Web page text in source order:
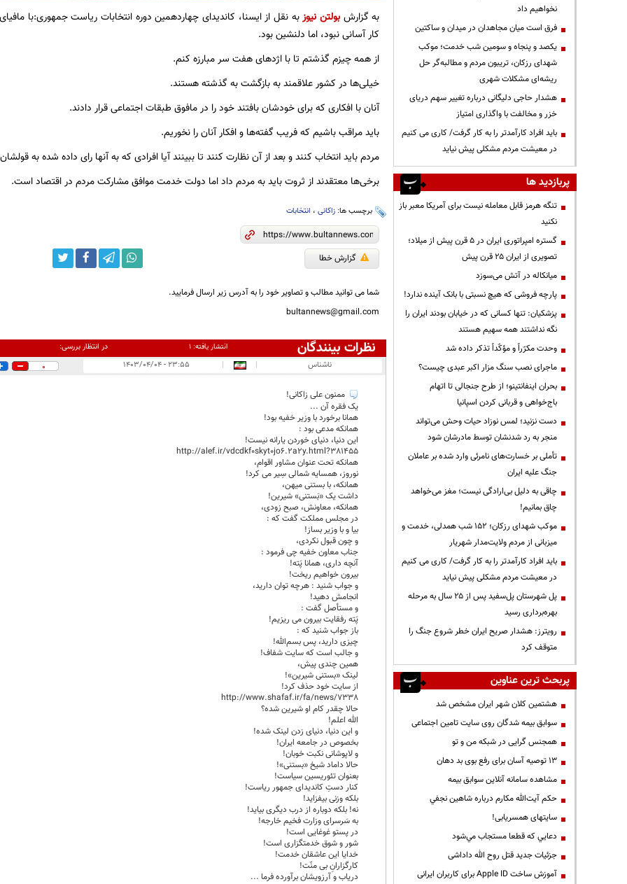
به گزارش بولتن نیوزبه نقل از ایسنا، کاندیدای چهاردهمین دوره انتخابات ریاست جمهوری:با
کار آسانی نبود، اما دلنشین بود.
از همه چیزم گذشتم تا با اژدهای هفت سر مبارزه کنم.
خیلی‌ها در کشور علاقمند به بازگشت به گذشته هستند.
آنان با افکاری که برای خودشان بافتند خود را در مافوق طبقات اجتماعی قرار دادند.
باید مراقب باشیم که فریب گفته‌ها و افکار آنان را نخوریم.
مردم باید انتخاب کنند و بعد از آن نظارت کنند تا ببینند آیا افرادی که به آنها رای داده شده به
برخی‌ها معتقدند از ثروت باید به مردم داد اما دولت خدمت موافق مشارکت مردم در اقتصاد است.
برچسب ها: زاکانی، انتخابات
گزارش خطا
شما می توانید مطالب و تصاویر خود را به آدرس زیر ارسال فرمایید.
bultannews@gmail.com
نظرات بینندگان انتشار یافته:۱ در انتظار بررسی:
ناشناس |
| ۲۳:۵۵ - ۱۴۰۳/۰۴/۰۴ 0
ممنون علی زاکانی!
یک فقره آن ...
همانا برخورد با وزیر خفیه بود!
همانکه مدعی بود :
این دنیا، دنیای خوردن یارانه نیست!
http://alef.ir/vdcdkf0skyt0jo6.2a2y.html?381455
همانکه تحت عنوان مشاور اقوام،
نوروز، همسايه شمالی سِیر می کرد!
همانکه، با بستنی میهن،
داشت یک «بَستنی» شیرین!
همانکه، معاونش، صبح زودی،
در مجلس مملکت گفت که :
بیا و با وزیر بساز!
و چون قبول نکردی،
جناب معاون خفیه چی فرمود :
آنچه داری، همانا پَته!
بیرون خواهیم ریخت!
و جواب شنید : هرچه توان دارید،
انجامش دهید!
و مستأصل گفت :
پَته رفقایت بیرون می ریزیم!
باز جواب شنید که :
چیزی دارید، پس بسم‌الله!
و جالب است که سایت شفاف!
همین چندی پیش،
لینک «بستنی شیرین»!
از سایت خود حذف کرد!
http://www.shafaf.ir/fa/news/7338
حالا چقدر کام او شیرین شده؟
الله اعلم!
و این دنیا، دنیای زدن لینک شده!
بخصوص در جامعه ایران!
و لاپوشانی نکبت خوبان!
حالا داماد شیخ «بستنی»!
بعنوان تئوریسین سیاست!
کنار دستِ کاندیدای جمهور ریاست!
بلکه وزنی بیفزاید!
نه! بلکه دوباره از درب دیگری بیاید!
به سَرسرای وزارت فخيم خارجه!
در پستو غوغایی است!
شور و شوق خدمتگزاری است!
خدایا این عاشقان خدمت!
کارگزارانِ بی منّت!
دریاب و آرزویشان برآورده فرما ...
نخواهیم داد
فرق است میان مجاهدان در میدان و ساکتین
یکصد و پنجاه و سومین شب خدمت؛ موکب
شهدای رزکان، تریبون مردم و مطالبه‌گر حل
ریشه‌ای مشکلات شهری
هشدار حاجی دلیگانی درباره تغییر سهم دریای
خزر و مخالفت با واگذاری امتیاز
باید افراد کارآمدتر را به کار گرفت/ کاری می کنیم
در معیشت مردم مشکلی پیش نیاید
پربازدید ها
تنگه هرمز قابل معامله نیست برای آمریکا معبر باز
نکنید
گستره امپراتوری ایران در ۵ قرن پیش از میلاد؛
تصویری از ایران ۲۵ قرن پیش
میانکاله در آتش می‌سوزد
پارچه فروشی که هیچ نسبتی با بانک آینده ندارد!
پزشکیان: تنها کسانی که در خیابان بودند ایران را
نگه نداشتند همه سهیم هستند
وحدت مکرّراً و مؤکّداً تذکر داده شد
ماجرای نصب سنگ مزار اکبر عبدی چیست؟
بحران اینفانتینو؛ از طرح جنجالی تا اتهام
باج‌خواهی و قربانی کردن اسپانیا
دست نزنید؛ لمس نوزاد حیات وحش می‌تواند
منجر به رد شدنشان توسط مادرشان شود
تأملی بر خسارت‌های نامرئی وارد شده بر عاملان
جنگ علیه ایران
چاقی به دلیل بی‌ارادگی نیست؛ مغز می‌خواهد
چاق بمانیم!
موکب شهدای رزکان؛ ۱۵۲ شب همدلی، خدمت و
میزبانی از مردم ولایت‌مدار شهریار
باید افراد کارآمدتر را به کار گرفت/ کاری می کنیم
در معیشت مردم مشکلی پیش نیاید
پل شهرستان پل‌سفید پس از ۲۵ سال به مرحله
بهره‌برداری رسید
رویترز: هشدار صریح ایران خطر شروع جنگ را
متوقف کرد
پربحث ترین عناوین
هشتمین کلان شهر ایران مشخص شد
سوابق بیمه شدگان روی سایت تامین اجتماعی
همجنس گرایی در شبکه من و تو
13 توصیه آسان برای رفع بوی بد دهان
مشاهده سامانه آنلاين سوابق بیمه
حكم آيت‌الله مكارم درباره شاهين نجفي
سایتهای همسریابی!
دعايي كه قطعا مستجاب مي‌شود
جزئیات جدید قتل روح الله داداشی
آموزش ساخت Apple ID برای کاربران ایرانی